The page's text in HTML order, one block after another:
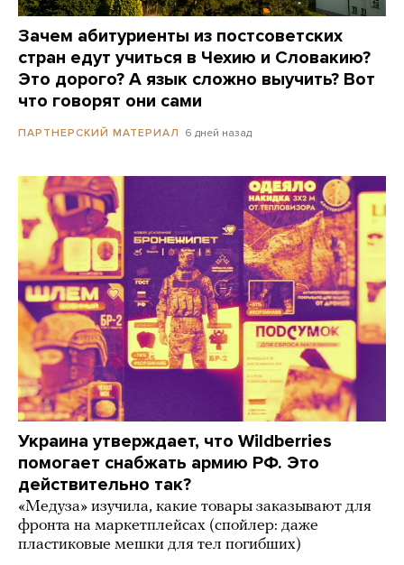
Зачем абитуриенты из постсоветских
стран едут учиться в Чехию и Словакию?
Это дорого? А язык сложно выучить? Вот
что говорят они сами
ПАРТНЕРСКИЙ МАТЕРИАЛ 6 дней назад
Украина утверждает, что Wildberries
помогает снабжать армию РФ. Это
действительно так?
«Медуза» изучила, какие товары заказывают для
фронта на маркетплейсах (спойлер: даже
пластиковые мешки для тел погибших)